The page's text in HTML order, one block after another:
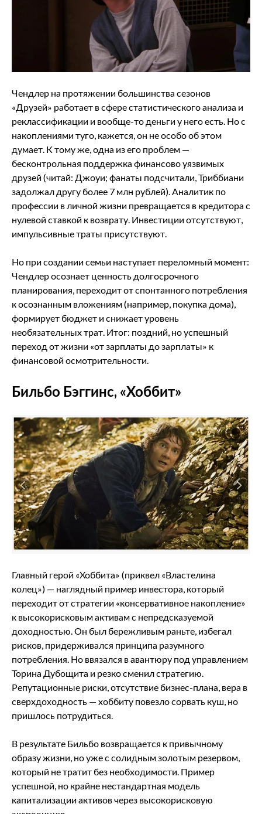
Чендлер на протяжении большинства сезонов
«Друзей» работает в сфере статистического анализа и
реклассификации и вообще-то деньги у него есть. Но с
накоплениями туго, кажется, он не особо об этом
думает. К тому же, одна из его проблем —
бесконтрольная поддержка финансово уязвимых
друзей (читай: Джоуи; фанаты подсчитали, Триббиани
задолжал другу более 7 млн рублей). Аналитик по
профессии в личной жизни превращается в кредитора с
нулевой ставкой к возврату. Инвестиции отсутствуют,
импульсивные траты присутствуют.
Но при создании семьи наступает переломный момент:
Чендлер осознает ценность долгосрочного
планирования, переходит от спонтанного потребления
к осознанным вложениям (например, покупка дома),
формирует бюджет и снижает уровень
необязательных трат. Итог: поздний, но успешный
переход от жизни «от зарплаты до зарплаты» к
финансовой осмотрительности.
Бильбо Бэггинс, «Хоббит»
Главный герой «Хоббита» (приквел «Властелина
колец») — наглядный пример инвестора, который
переходит от стратегии «консервативное накопление»
к высокорисковым активам с непредсказуемой
доходностью. Он был бережливым раньте, избегал
рисков, придерживался принципа разумного
потребления. Но ввязался в авантюру под управлением
Торина Дубощита и резко сменил стратегию.
Репутационные риски, отсутствие бизнес-плана, вера в
сверхдоходность — хоббиту повезло сорвать куш, но
пришлось потрудиться.
В результате Бильбо возвращается к привычному
образу жизни, но уже с солидным золотым резервом,
который не тратит без необходимости. Пример
успешной, но крайне нестандартная модель
капитализации активов через высокорисковую